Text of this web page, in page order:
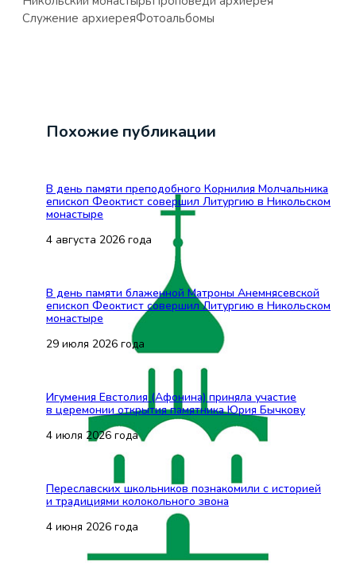
Служение архиереяФотоальбомы
Похожие публикации
В день памяти преподобного Корнилия Молчальника
епископ Феоктист совершил Литургию в Никольском
монастыре
4 августа 2026 года
В день памяти блаженной Матроны Анемнясевской
епископ Феоктист совершил Литургию в Никольском
монастыре
29 июля 2026 года
Игумения Евстолия (Афонина) приняла участие
в церемонии открытия памятника Юрия Бычкову
4 июля 2026 года
Переславских школьников познакомили с историей
и традициями колокольного звона
4 июня 2026 года